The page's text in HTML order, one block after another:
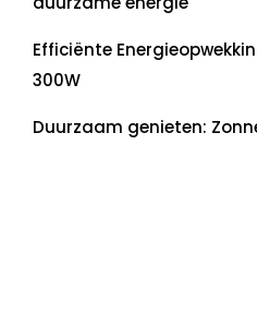
Efficiënte
300W
Duurzaam genieten: